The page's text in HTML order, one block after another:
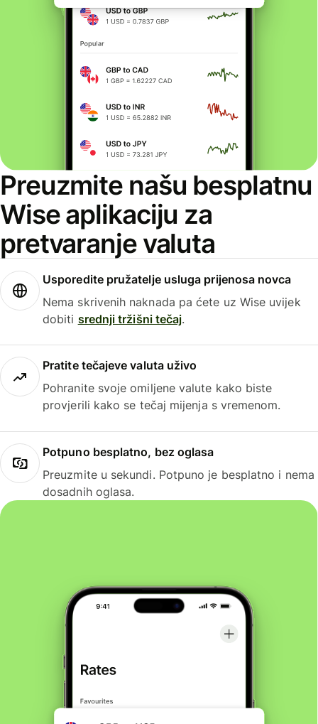
Preuzmite našu besplatnu
Wise aplikaciju za
pretvaranje valuta
Usporedite pružatelje usluga prijenosa novca
Nema skrivenih naknada pa ćete uz Wise uvijek
dobiti srednji tržišni tečaj.
Pratite tečajeve valuta uživo
Pohranite svoje omiljene valute kako biste
provjerili kako se tečaj mijenja s vremenom.
Potpuno besplatno, bez oglasa
Preuzmite u sekundi. Potpuno je besplatno i nema
dosadnih oglasa.